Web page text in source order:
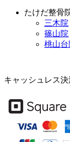
たけだ整骨
三木院
篠山院
桃山台
キャッシュレス